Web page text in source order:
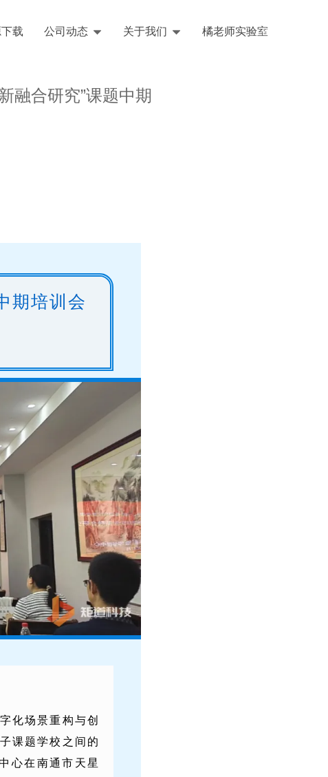
载 公司动态 关于我们 橘老师实验室English
融合研究”课题中期
期培训会
化场景重构与创
课题学校之间的
心在南通市天星